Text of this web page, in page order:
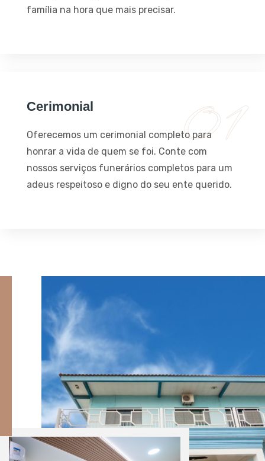
família na hora que mais precisar.
Cerimonial
Oferecemos um cerimonial completo para
honrar a vida de quem se foi. Conte com
nossos serviços funerários completos para um
adeus respeitoso e digno do seu ente querido.